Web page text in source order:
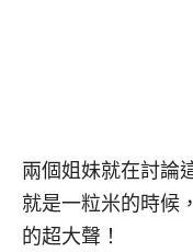
兩個姐妹就在討論
就是一粒米的時候
的超大聲！